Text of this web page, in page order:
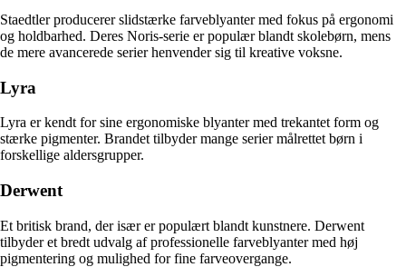
Staedtler producerer slidstærke farveblyanter med fokus på ergonomi
og holdbarhed. Deres Noris-serie er populær blandt skolebørn, mens
de mere avancerede serier henvender sig til kreative voksne.
Lyra
Lyra er kendt for sine ergonomiske blyanter med trekantet form og
stærke pigmenter. Brandet tilbyder mange serier målrettet børn i
forskellige aldersgrupper.
Derwent
Et britisk brand, der især er populært blandt kunstnere. Derwent
tilbyder et bredt udvalg af professionelle farveblyanter med høj
pigmentering og mulighed for fine farveovergange.